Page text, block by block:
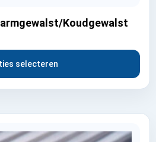
Koudgewalst
selecteren